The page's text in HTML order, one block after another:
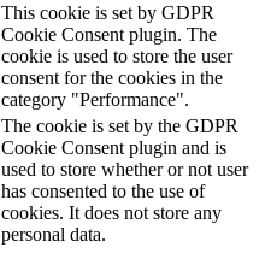
This cookie is set by GDPR
Cookie Consent plugin. The
cookie is used to store the user
consent for the cookies in the
category "Performance".
The cookie is set by the GDPR
Cookie Consent plugin and is
used to store whether or not user
has consented to the use of
cookies. It does not store any
personal data.